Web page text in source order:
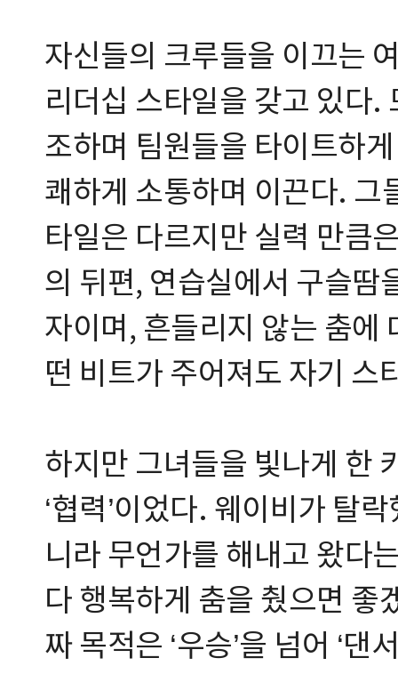
자신들의 크루들을 이끄는
리더십 스타일을 갖고 있다.
조하며 팀원들을 타이트하
쾌하게 소통하며 이끈다. 그
타일은 다르지만 실력 만큼
의 뒤편, 연습실에서 구슬땀
자이며, 흔들리지 않는 춤에
떤 비트가 주어져도 자기 스
하지만 그녀들을 빛나게 한
‘협력’이었다. 웨이비가 탈
니라 무언가를 해내고 왔다
다 행복하게 춤을 췄으면 좋
짜 목적은 ‘우승’을 넘어 ‘댄